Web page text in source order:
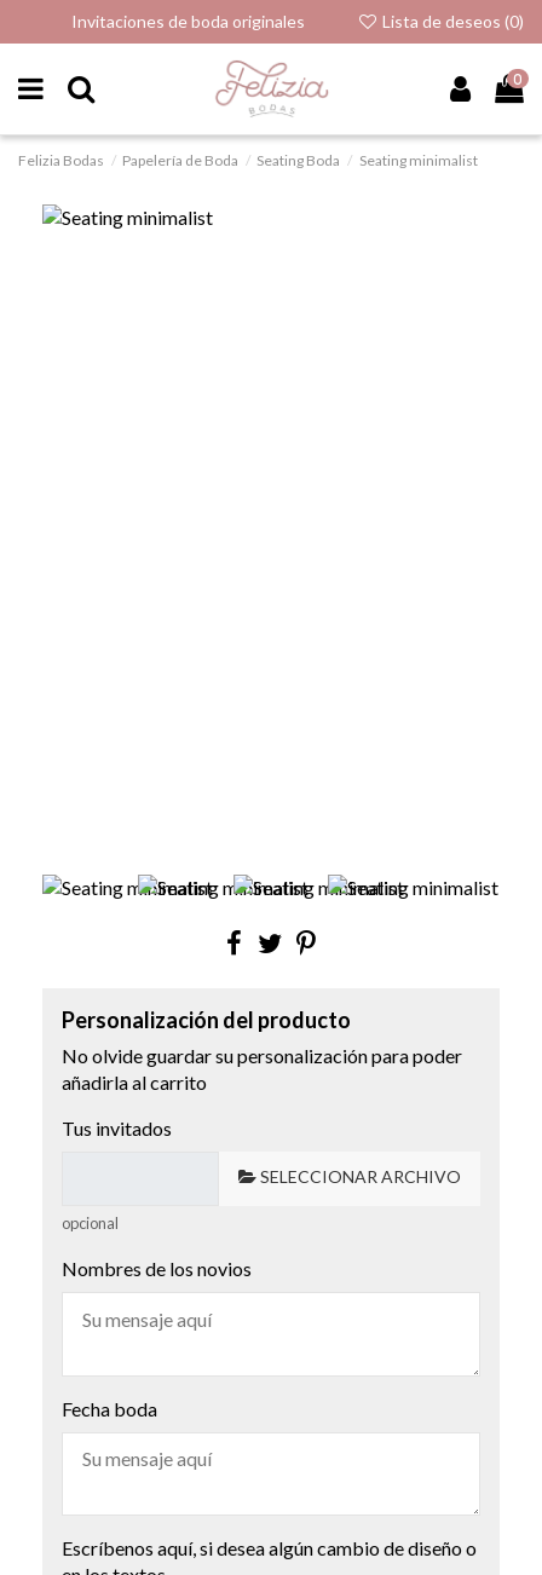
Invitaciones de boda originales Lista de deseos (0)
0
Felizia Bodas Papelería de Boda Seating Boda Seating minimalist
Personalización del producto
No olvide guardar su personalización para poder
añadirla al carrito
Tus invitados
SELECCIONAR ARCHIVO
opcional
Nombres de los novios
Fecha boda
Escríbenos aquí, si desea algún cambio de diseño o